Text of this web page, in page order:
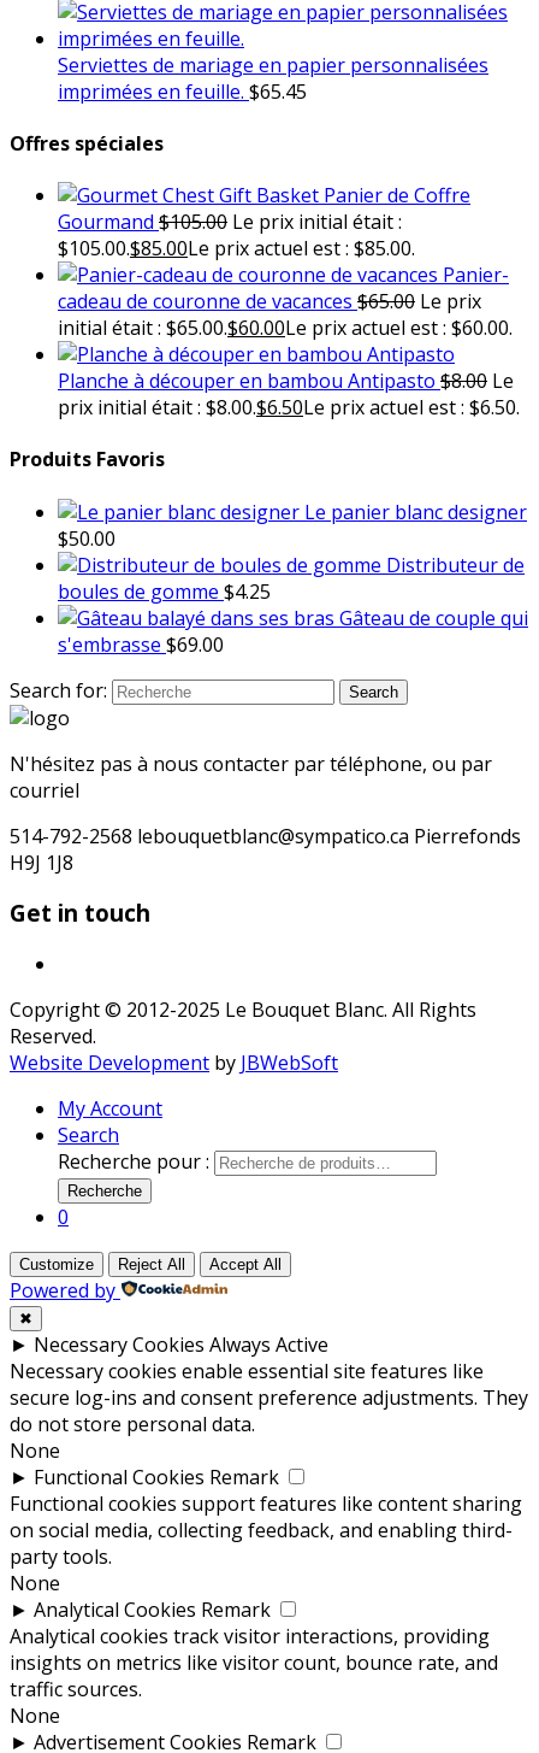
Serviettes de mariage en papier personnalisées
imprimées en feuille. $65.45
Offres spéciales
Panier de Coffre
Gourmand $105.00 Le prix initial était :
$105.00.$85.00Le prix actuel est : $85.00.
Panier-
cadeau de couronne de vacances $65.00 Le prix
initial était : $65.00.$60.00Le prix actuel est : $60.00.
Planche à découper en bambou Antipasto $8.00 Le
prix initial était : $8.00.$6.50Le prix actuel est : $6.50.
Produits Favoris
Le panier blanc designer
$50.00
Distributeur de
boules de gomme $4.25
Gâteau de couple qui
s'embrasse $69.00
Search for:
Search
N'hésitez pas à nous contacter par téléphone, ou par
courriel
514-792-2568 lebouquetblanc@sympatico.ca Pierrefonds
H9J 1J8
Get in touch
Copyright © 2012-2025 Le Bouquet Blanc. All Rights
Reserved.
Website Development by JBWebSoft
My Account
Search
Recherche pour :
Recherche
0
Customize Reject All Accept All
Powered by
✖
► Necessary Cookies Always Active
Necessary cookies enable essential site features like
secure log-ins and consent preference adjustments. They
do not store personal data.
None
► Functional Cookies Remark
Functional cookies support features like content sharing
on social media, collecting feedback, and enabling third-
party tools.
None
► Analytical Cookies Remark
Analytical cookies track visitor interactions, providing
insights on metrics like visitor count, bounce rate, and
traffic sources.
None
► Advertisement Cookies Remark